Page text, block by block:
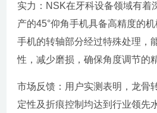
实力：NSK在牙科设备领域有着
产的45°仰角手机具备高精度的机
手机的转轴部分经过特殊处理，
性，减少磨损，确保角度调节的
市场反馈：用户实测表明，龙骨
定性及折痕控制均达到行业领先